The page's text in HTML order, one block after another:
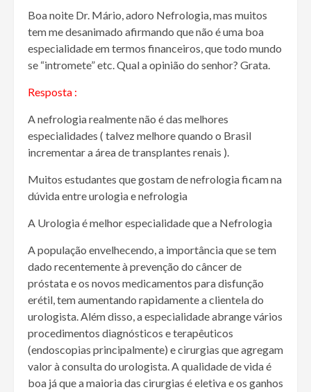
Boa noite Dr. Mário, adoro Nefrologia, mas muitos
tem me desanimado afirmando que não é uma boa
especialidade em termos financeiros, que todo mundo
se “intromete” etc. Qual a opinião do senhor? Grata.
Resposta :
A nefrologia realmente não é das melhores
especialidades ( talvez melhore quando o Brasil
incrementar a área de transplantes renais ).
Muitos estudantes que gostam de nefrologia ficam na
dúvida entre urologia e nefrologia
A Urologia é melhor especialidade que a Nefrologia
A população envelhecendo, a importância que se tem
dado recentemente à prevenção do câncer de
próstata e os novos medicamentos para disfunção
erétil, tem aumentando rapidamente a clientela do
urologista. Além disso, a especialidade abrange vários
procedimentos diagnósticos e terapêuticos
(endoscopias principalmente) e cirurgias que agregam
valor à consulta do urologista. A qualidade de vida é
boa já que a maioria das cirurgias é eletiva e os ganhos